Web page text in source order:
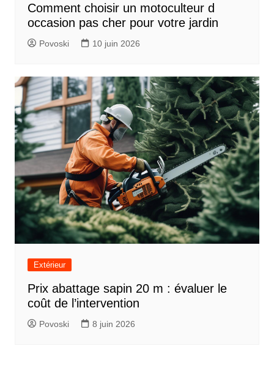
Comment choisir un motoculteur d
occasion pas cher pour votre jardin
Povoski 10 juin 2026
Extérieur
Prix abattage sapin 20 m : évaluer le
coût de l’intervention
Povoski 8 juin 2026